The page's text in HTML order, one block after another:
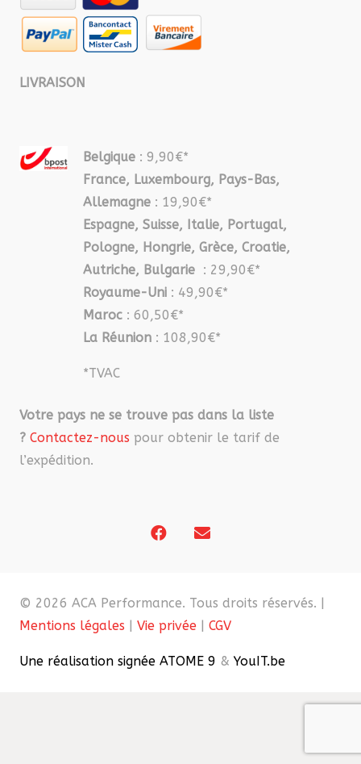
LIVRAISON
Belgique : 9,90€*
France, Luxembourg, Pays-Bas,
Allemagne : 19,90€*
Espagne, Suisse, Italie, Portugal,
Pologne, Hongrie, Grèce, Croatie,
Autriche, Bulgarie : 29,90€*
Royaume-Uni : 49,90€*
Maroc : 60,50€*
La Réunion : 108,90€*
*TVAC
Votre pays ne se trouve pas dans la liste
? Contactez-nous pour obtenir le tarif de
l’expédition.
© 2026 ACA Performance. Tous droits réservés. |
Mentions légales
Vie privée CGV
Une réalisation signée ATOME 9 & YouIT.be